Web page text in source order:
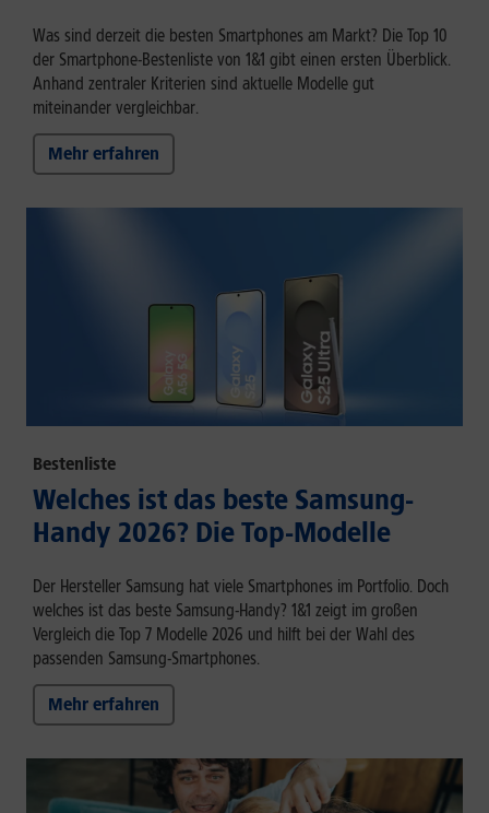
Was sind derzeit die besten Smartphones am Markt? Die Top 10
der Smartphone-Bestenliste von 1&1 gibt einen ersten Überblick.
Anhand zentraler Kriterien sind aktuelle Modelle gut
miteinander vergleichbar.
Mehr erfahren
Bestenliste
Welches ist das beste Samsung-
Handy 2026? Die Top-Modelle
Der Hersteller Samsung hat viele Smartphones im Portfolio. Doch
welches ist das beste Samsung-Handy? 1&1 zeigt im großen
Vergleich die Top 7 Modelle 2026 und hilft bei der Wahl des
passenden Samsung-Smartphones.
Mehr erfahren